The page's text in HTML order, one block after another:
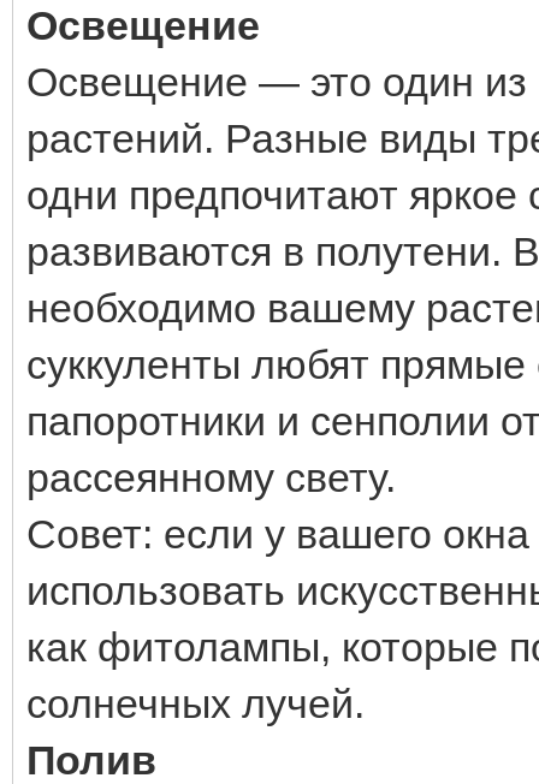
Освещение
Освещение — это один из
растений. Разные виды
одни предпочитают
развиваются в полутени.
необходимо вашему
суккуленты любят
папоротники и сенполии
рассеянному свету.
Совет: если у вашего
использовать
как фитолампы, которые
солнечных лучей.
Полив